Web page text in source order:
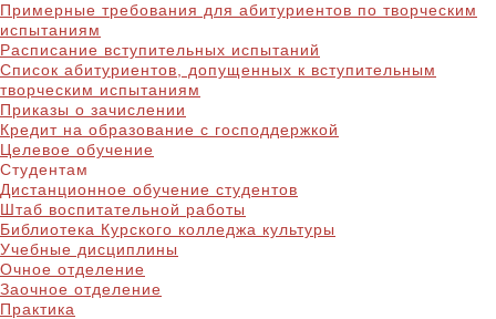
Примерные требования для абитуриентов по творческим
испытаниям
Расписание вступительных испытаний
Список абитуриентов, допущенных к вступительным
творческим испытаниям
Приказы о зачислении
Кредит на образование с господдержкой
Целевое обучение
Студентам
Дистанционное обучение студентов
Штаб воспитательной работы
Библиотека Курского колледжа культуры
Учебные дисциплины
Очное отделение
Заочное отделение
Практика